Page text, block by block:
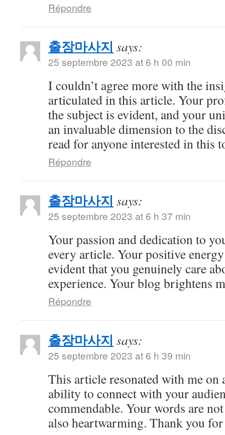
Répondre
출장마사지 says:
25 septembre 2023 at 6 h 00 min
I couldn’t agree more with the
articulated in this article. Your
the subject is evident, and your
an invaluable dimension to the
read for anyone interested in this
Répondre
출장마사지 says:
25 septembre 2023 at 6 h 37 min
Your passion and dedication to
every article. Your positive
evident that you genuinely care
experience. Your blog brightens
Répondre
출장마사지 says:
25 septembre 2023 at 6 h 39 min
This article resonated with me on
ability to connect with your
commendable. Your words are
also heartwarming. Thank you